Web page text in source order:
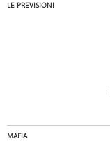
LE PREVISIONI
MAFIA